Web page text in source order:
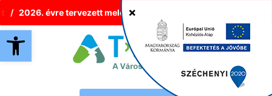
Eszköztár megnyitása
2026. évre tervezett melegvíz-korlátozások Tatabányán